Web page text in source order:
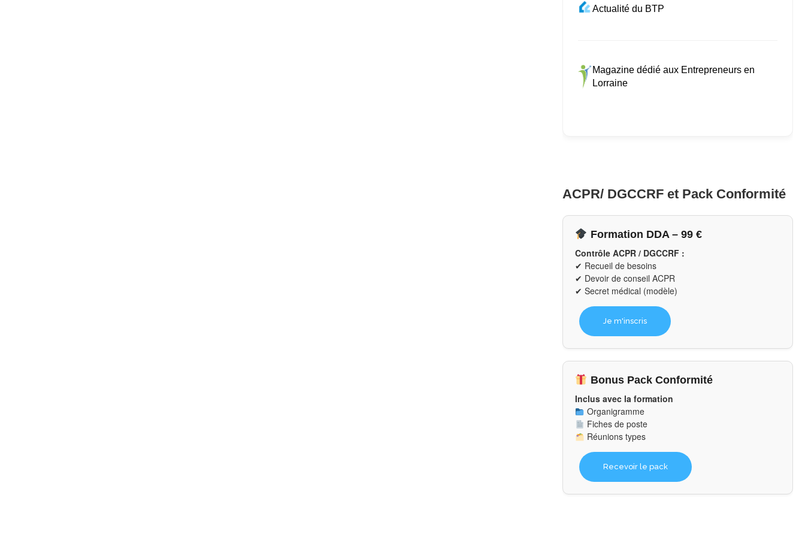
Actualité du BTP
Magazine dédié aux Entrepreneurs en
Lorraine
ACPR/ DGCCRF et Pack Conformité
Formation DDA – 99 €
Contrôle ACPR / DGCCRF :
✔ Recueil de besoins
✔ Devoir de conseil ACPR
✔ Secret médical (modèle)
Je m'inscris
Bonus Pack Conformité
Inclus avec la formation
Organigramme
Fiches de poste
Réunions types
Recevoir le pack